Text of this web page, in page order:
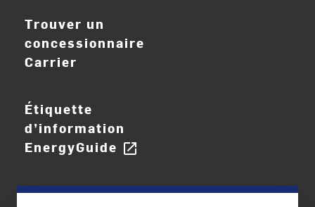
Trouver un
concessionnaire
Carrier
Étiquette
d’information
EnergyGuide open_in_new